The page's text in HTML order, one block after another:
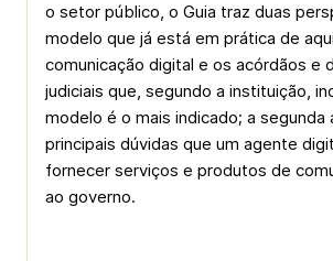
o setor público, o Guia traz duas
modelo que já está em prática de
comunicação digital e os acórdãos e
judiciais que, segundo a instituição,
modelo é o mais indicado; a segunda
principais dúvidas que um agente
fornecer serviços e produtos de
ao governo.